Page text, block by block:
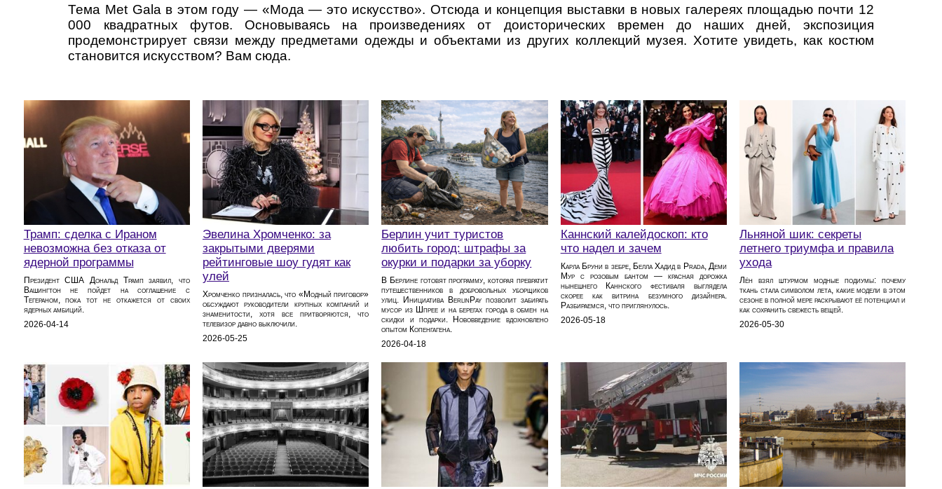
Тема Met Gala в этом году — «Мода — это искусство». Отсюда и концепция выставки в новых галереях площадью почти 12
000 квадратных футов. Основываясь на произведениях от доисторических времен до наших дней, экспозиция
продемонстрирует связи между предметами одежды и объектами из других коллекций музея. Хотите увидеть, как костюм
становится искусством? Вам сюда.
Трамп: сделка с Ираном
невозможна без отказа от
ядерной программы
Президент США Дональд Трамп заявил, что
Вашингтон не пойдет на соглашение с
Тегераном, пока тот не откажется от своих
ядерных амбиций.
2026-04-14
Эвелина Хромченко: за
закрытыми дверями
рейтинговые шоу гудят как
улей
Хромченко призналась, что «Модный приговор»
обсуждают руководители крупных компаний и
знаменитости, хотя все притворяются, что
телевизор давно выключили.
2026-05-25
Берлин учит туристов
любить город: штрафы за
окурки и подарки за уборку
В Берлине готовят программу, которая превратит
путешественников в добровольных уборщиков
улиц. Инициатива BerlinPay позволит забирать
мусор из Шпрее и на берегах города в обмен на
скидки и подарки. Нововведение вдохновлено
опытом Копенгагена.
2026-04-18
Каннский калейдоскоп: кто
что надел и зачем
Карла Бруни в зебре, Белла Хадид в Prada, Деми
Мур с розовым бантом — красная дорожка
нынешнего Каннского фестиваля выглядела
скорее как витрина безумного дизайнера.
Разбираемся, что приглянулось.
2026-05-18
Льняной шик: секреты
летнего триумфа и правила
ухода
Лён взял штурмом модные подиумы: почему
ткань стала символом лета, какие модели в этом
сезоне в полной мере раскрывают её потенциал и
как сохранить свежесть вещей.
2026-05-30